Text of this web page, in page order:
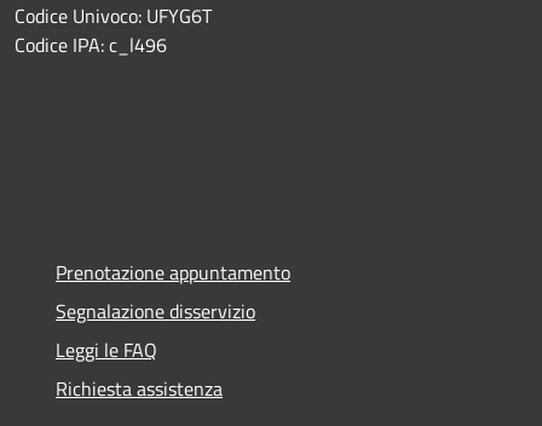
Codice Univoco: UFYG6T
Codice IPA: c_l496
Prenotazione appuntamento
Segnalazione disservizio
Leggi le FAQ
Richiesta assistenza